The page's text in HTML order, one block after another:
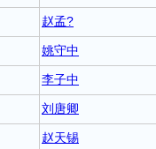
赵孟?
姚守中
李子中
刘唐卿
赵天锡